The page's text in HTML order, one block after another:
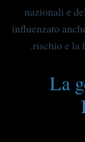
nazionali e
influenzato
rischio e la
7.